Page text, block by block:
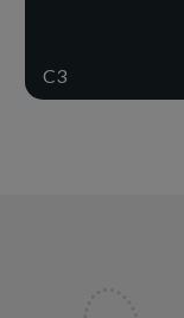
C3